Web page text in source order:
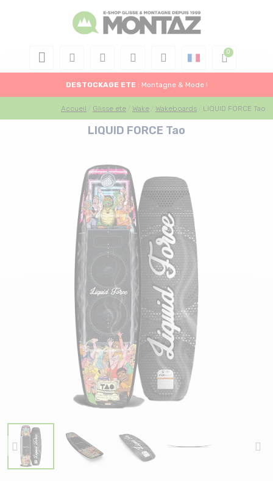
DESTOCKAGE ETE : Montagne & Mode !
Accueil Glisse ete Wake Wakeboards LIQUID FORCE Tao
LIQUID FORCE Tao